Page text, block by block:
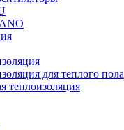
для теплого пола
теплоизоляция